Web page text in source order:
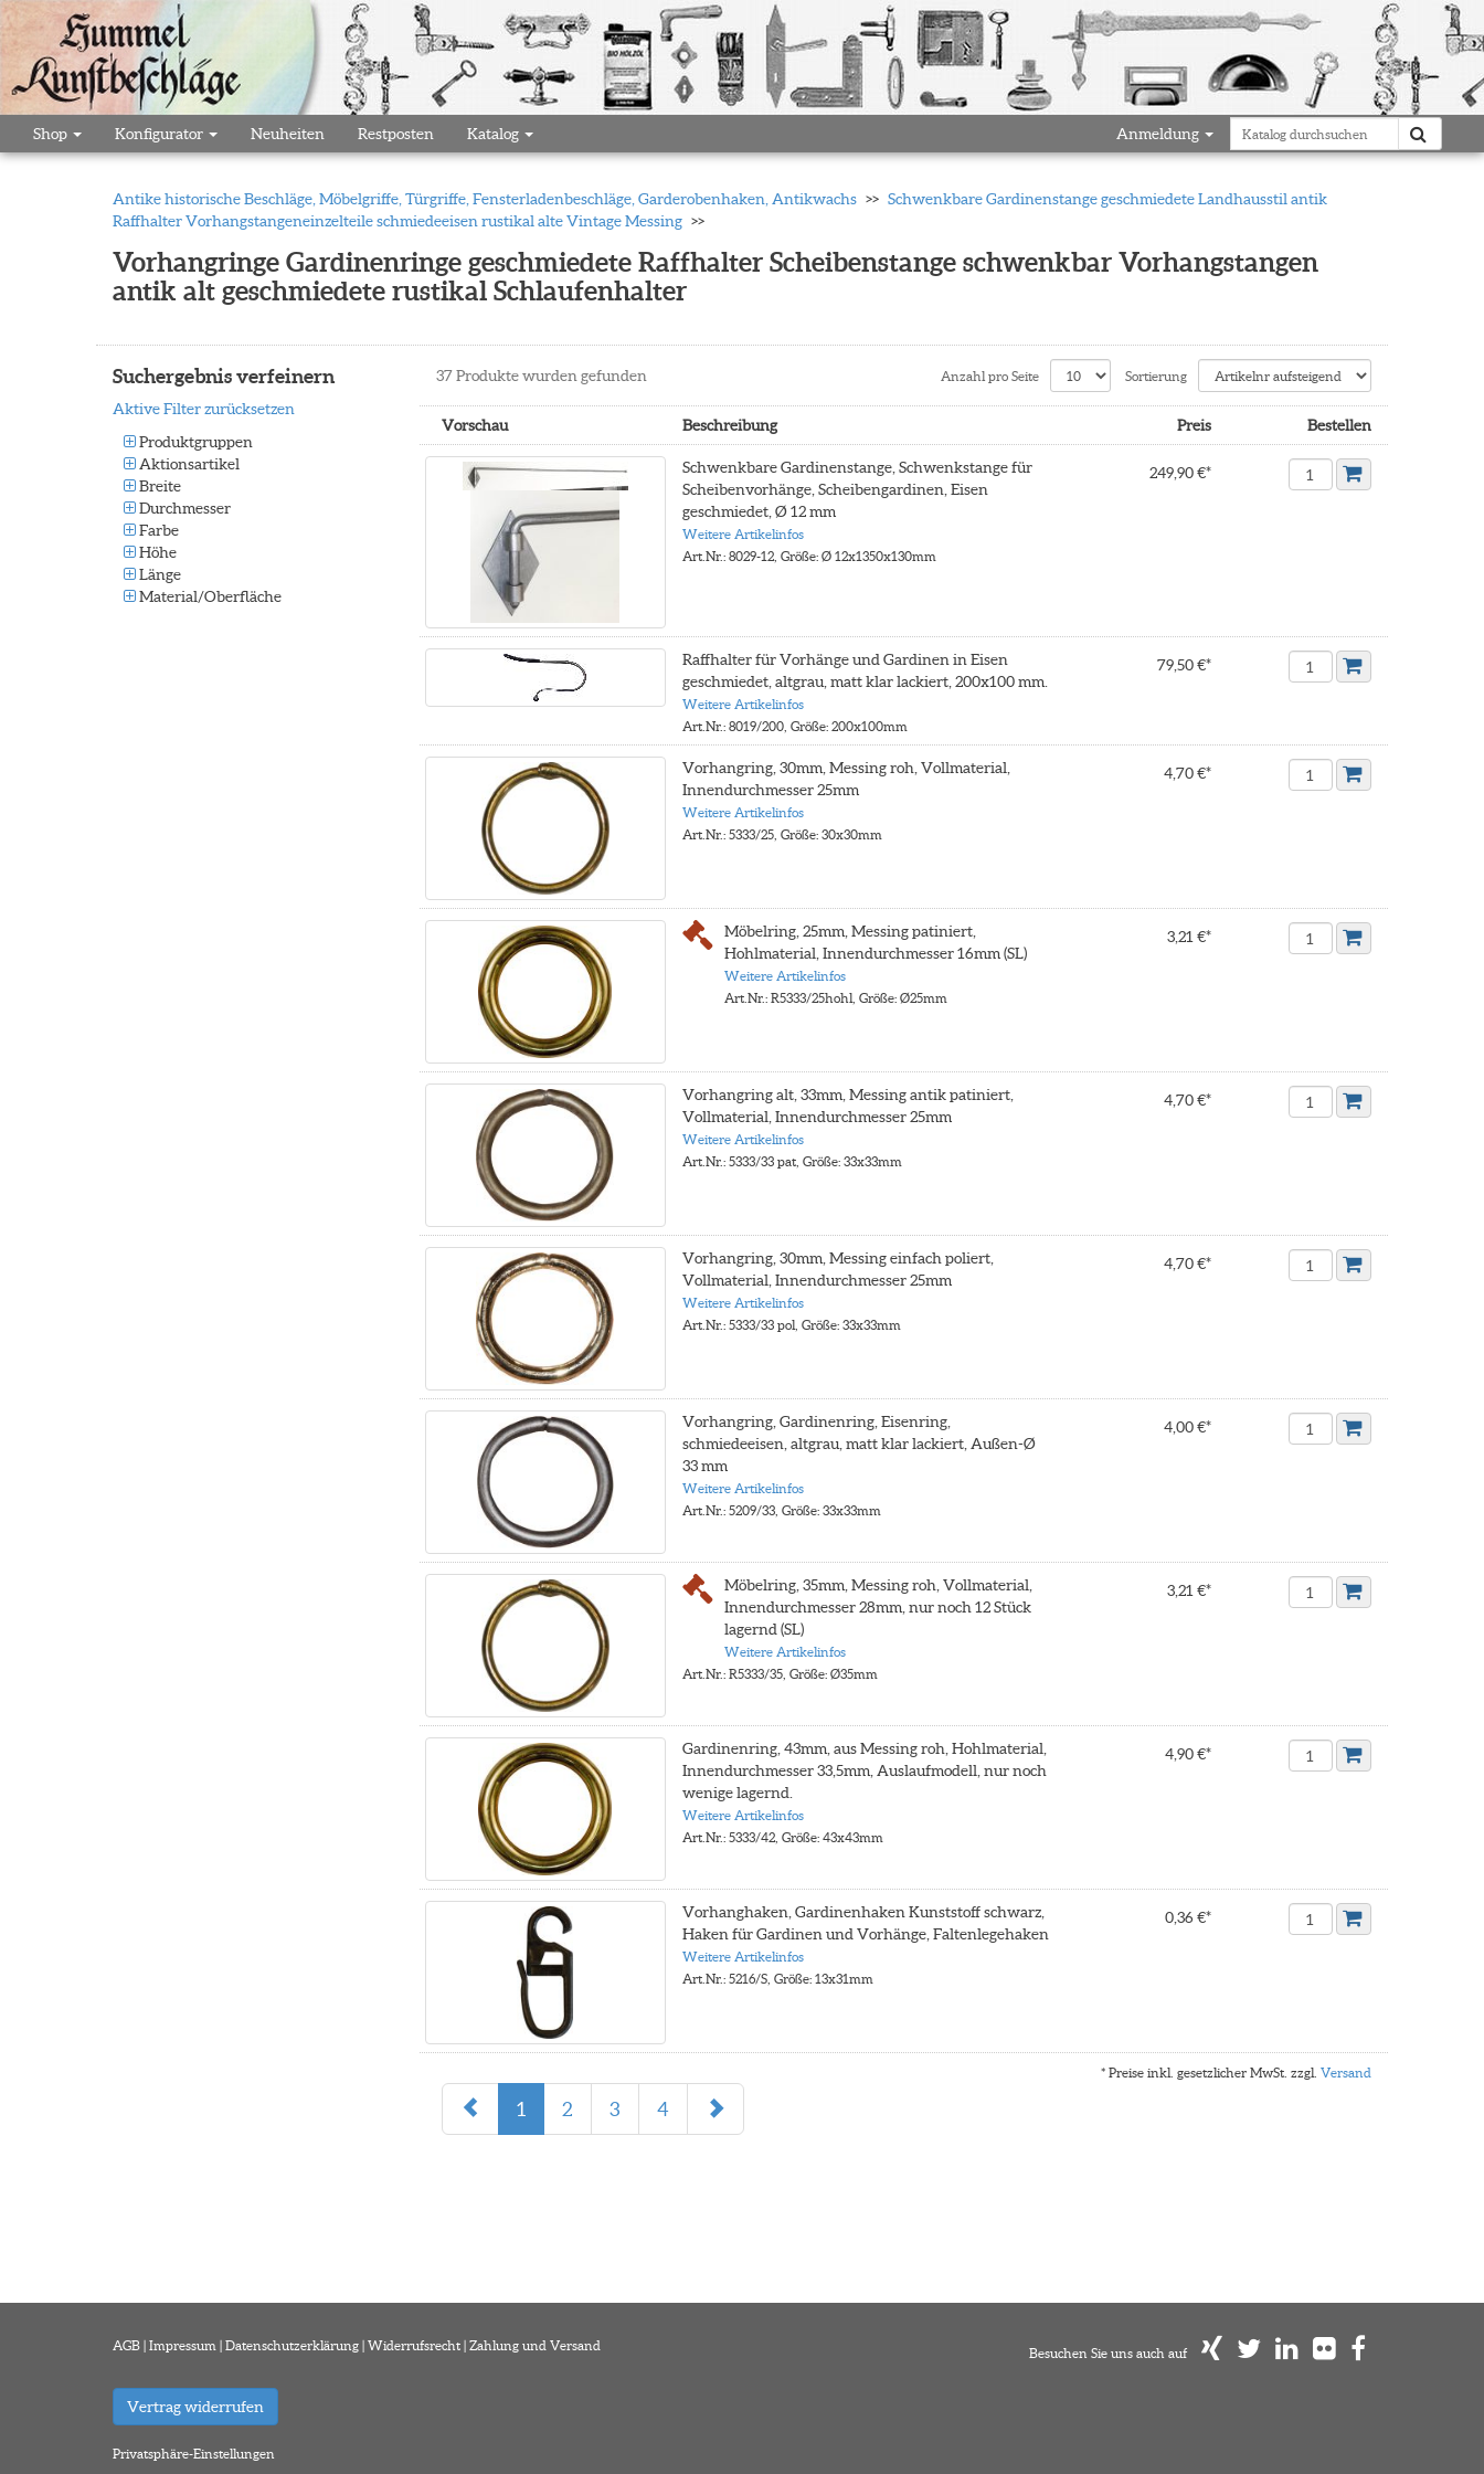
Shop Konfigurator Neuheiten Restposten Katalog Anmeldung
Antike historische Beschläge, Möbelgriffe, Türgriffe, Fensterladenbeschläge, Garderobenhaken, Antikwachs
Schwenkbare Gardinenstange geschmiedete Landhausstil antik
Raffhalter Vorhangstangeneinzelteile schmiedeeisen rustikal alte Vintage Messing
Vorhangringe Gardinenringe geschmiedete Raffhalter Scheibenstange schwenkbar Vorhangstangen
antik alt geschmiedete rustikal Schlaufenhalter
Suchergebnis verfeinern
Aktive Filter zurücksetzen
Produktgruppen
Aktionsartikel
Breite
Durchmesser
Farbe
Höhe
Länge
Material/Oberfläche
37Produkte wurden gefunden Anzahl pro Seite Sortierung
Vorschau Beschreibung Preis Bestellen
Schwenkbare Gardinenstange, Schwenkstange für
Scheibenvorhänge, Scheibengardinen, Eisen
geschmiedet, Ø 12 mm
Weitere Artikelinfos
Art.Nr.: 8029-12, Größe: Ø 12x1350x130mm
249,90 €*
Raffhalter für Vorhänge und Gardinen in Eisen
geschmiedet, altgrau, matt klar lackiert, 200x100 mm.
Weitere Artikelinfos
Art.Nr.: 8019/200, Größe: 200x100mm
79,50 €*
Vorhangring, 30mm, Messing roh, Vollmaterial,
Innendurchmesser 25mm
Weitere Artikelinfos
Art.Nr.: 5333/25, Größe: 30x30mm
4,70 €*
Möbelring, 25mm, Messing patiniert,
Hohlmaterial, Innendurchmesser 16mm (SL)
Weitere Artikelinfos
Art.Nr.: R5333/25hohl, Größe: Ø25mm
3,21 €*
Vorhangring alt, 33mm, Messing antik patiniert,
Vollmaterial, Innendurchmesser 25mm
Weitere Artikelinfos
Art.Nr.: 5333/33 pat, Größe: 33x33mm
4,70 €*
Vorhangring, 30mm, Messing einfach poliert,
Vollmaterial, Innendurchmesser 25mm
Weitere Artikelinfos
Art.Nr.: 5333/33 pol, Größe: 33x33mm
4,70 €*
Vorhangring, Gardinenring, Eisenring,
schmiedeeisen, altgrau, matt klar lackiert, Außen-Ø
33 mm
Weitere Artikelinfos
Art.Nr.: 5209/33, Größe: 33x33mm
4,00 €*
Möbelring, 35mm, Messing roh, Vollmaterial,
Innendurchmesser 28mm, nur noch 12 Stück
lagernd (SL)
Weitere Artikelinfos
Art.Nr.: R5333/35, Größe: Ø35mm
3,21 €*
Gardinenring, 43mm, aus Messing roh, Hohlmaterial,
Innendurchmesser 33,5mm, Auslaufmodell, nur noch
wenige lagernd.
Weitere Artikelinfos
Art.Nr.: 5333/42, Größe: 43x43mm
4,90 €*
Vorhanghaken, Gardinenhaken Kunststoff schwarz,
Haken für Gardinen und Vorhänge, Faltenlegehaken
Weitere Artikelinfos
Art.Nr.: 5216/S, Größe: 13x31mm
0,36 €*
1 2 3 4
* Preise inkl. gesetzlicher MwSt. zzgl. Versand
AGB | Impressum | Datenschutzerklärung | Widerrufsrecht | Zahlung und Versand
Vertrag widerrufen
Privatsphäre-Einstellungen
Besuchen Sie uns auch auf